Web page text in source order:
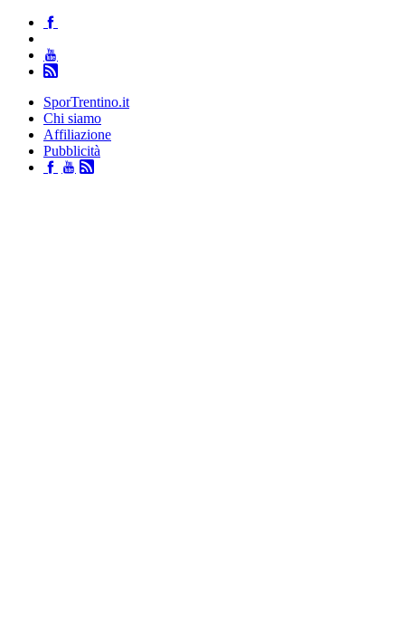
SporTrentino.it
Chi siamo
Affiliazione
Pubblicità